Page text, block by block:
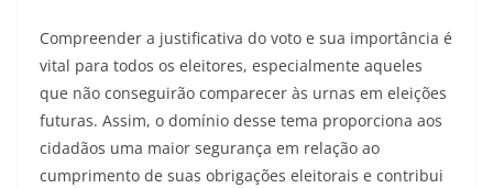
Compreender a justificativa do voto e sua importância é
vital para todos os eleitores, especialmente aqueles
que não conseguirão comparecer às urnas em eleições
futuras. Assim, o domínio desse tema proporciona aos
cidadãos uma maior segurança em relação ao
cumprimento de suas obrigações eleitorais e contribui